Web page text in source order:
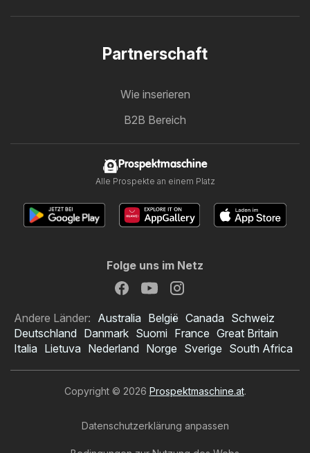
Partnerschaft
Wie inserieren
B2B Bereich
Prospektmaschine
Alle Prospekte an einem Platz
Folge uns im Netz
Andere Länder: Australia België Canada Schweiz
Deutschland Danmark Suomi France Great Britain
Italia Lietuva Nederland Norge Sverige South Africa
Copyright © 2026 Prospektmaschine.at.
Datenschutzerklärung anpassen